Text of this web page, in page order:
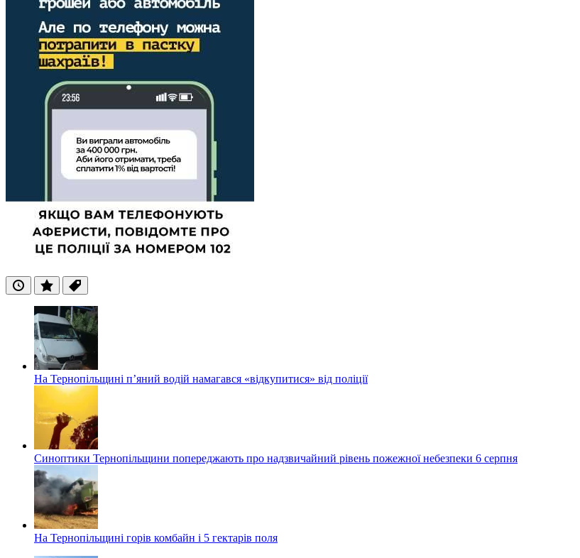
ОстанніПопулярні
Теги
На Тернопільщині п’яний водій намагався «відкупитися» від поліції
Синоптики Тернопільщини попереджають про надзвичайний рівень пожежної небезпеки 6 серпня
На Тернопільщині горів комбайн і 5 гектарів поля